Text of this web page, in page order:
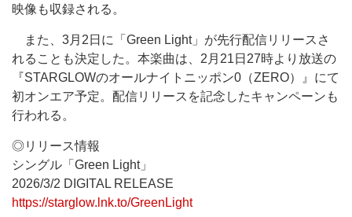
映像も収録される。
また、3月2日に「Green Light」が先行配信リリースさ
れることも決定した。本楽曲は、2月21日27時より放送の
『STARGLOWのオールナイトニッポン0（ZERO）』にて
初オンエア予定。配信リリースを記念したキャンペーンも
行われる。
◎リリース情報
シングル「Green Light」
2026/3/2 DIGITAL RELEASE
https://starglow.lnk.to/GreenLight